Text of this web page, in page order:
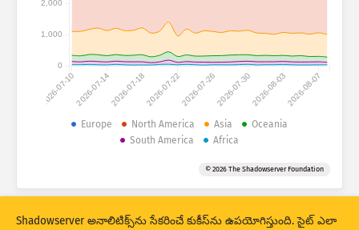
అటాక్ స్టాటిస్టిక్స్: డివైసెస్
సహాయం
దేశాలు
సెట్ చేసిన డేటా
2026-07-102026-07-142026-07-182026-07-222026-07-262026-07-302026-08-032026-08-07
0
1,000
2,000
Europe North America Asia
Oceania
South America
Africa
© 2026 The Shadowserver Foundation
Shadowserver అనాలిటిక్స్‌ను సేకరించే కుకీస్‌ను ఉపయోగిస్తుంది. సైట్ ఎలా